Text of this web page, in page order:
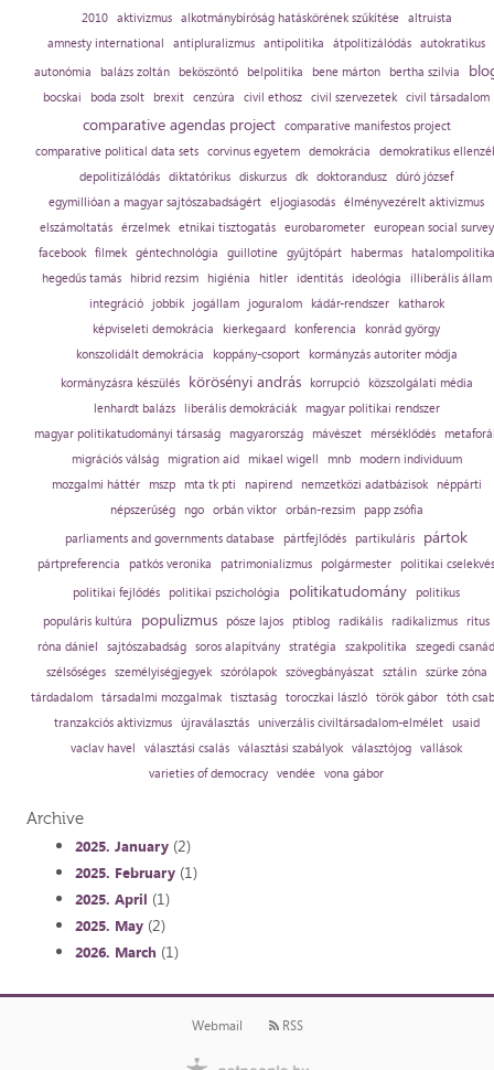
2010 aktivizmus alkotmánybíróság hatáskörének szűkítése
altruista
amnesty international
antipluralizmus antipolitika átpolitizálódás autokratikus
autonómia
balázs zoltán beköszöntő belpolitika bene márton bertha szilvia
bocskai boda zsolt brexit cenzúra civil ethosz civil szervezetek civil társadalom
comparative agendas project
comparative manifestos project
comparative political data sets corvinus egyetem demokrácia
demokratikus
depolitizálódás diktatórikus diskurzus dk doktorandusz dúró józsef
egymillióan a magyar sajtószabadságért eljogiasodás élményvezérelt aktivizmus
elszámoltatás
érzelmek etnikai tisztogatás eurobarometer
european social survey
facebook
filmek géntechnológia guillotine gyűjtőpárt habermas
hatalompolitika
hegedűs tamás
hibrid rezsim higiénia hitler identitás ideológia
illiberális állam
integráció
jobbik jogállam joguralom kádár-rendszer
katharok
képviseleti demokrácia
kierkegaard konferencia
konrád györgy
konszolidált demokrácia
koppány-csoport
kormányzás autoriter módja
kormányzásra készülés
körösényi andrás korrupció
közszolgálati média
lenhardt balázs
liberális demokráciák
magyar politikai rendszer
magyar politikatudományi társaság
magyarország mávészet mérséklődés
migrációs válság
migration aid mikael wigell mnb
modern individuum
mozgalmi háttér
mszp mta tk pti napirend nemzetközi adatbázisok
néppárti
népszerűség
ngo orbán viktor orbán-rezsim
papp zsófia
parliaments and governments database
pártfejlődés partikuláris pártok
pártpreferencia patkós veronika patrimonializmus polgármester
politikai
politikai fejlődés
politikai pszichológia politikatudomány
politikus
populáris kultúra
populizmus pősze lajos ptiblog radikális radikalizmus
rítus
róna dániel
sajtószabadság soros alapítvány stratégia szakpolitika
szegedi
szélsőséges
személyiségjegyek szórólapok szövegbányászat sztálin
szürke zóna
tárdadalom társadalmi mozgalmak tisztaság toroczkai lászló török gábor tóth
tranzakciós aktivizmus
újraválasztás univerzális civiltársadalom-elmélet
usaid
vaclav havel
választási csalás választási szabályok választójog vallások
varieties of democracy vendée vona gábor
Archive
2025. January(2)
2025. February(1)
2025. April (1)
2025. May(2)
2026. March (1)
Webmail RSS